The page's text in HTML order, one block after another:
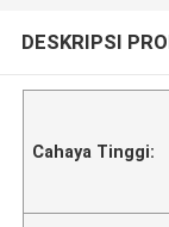
DESKRIPSI
Cahaya Tinggi: